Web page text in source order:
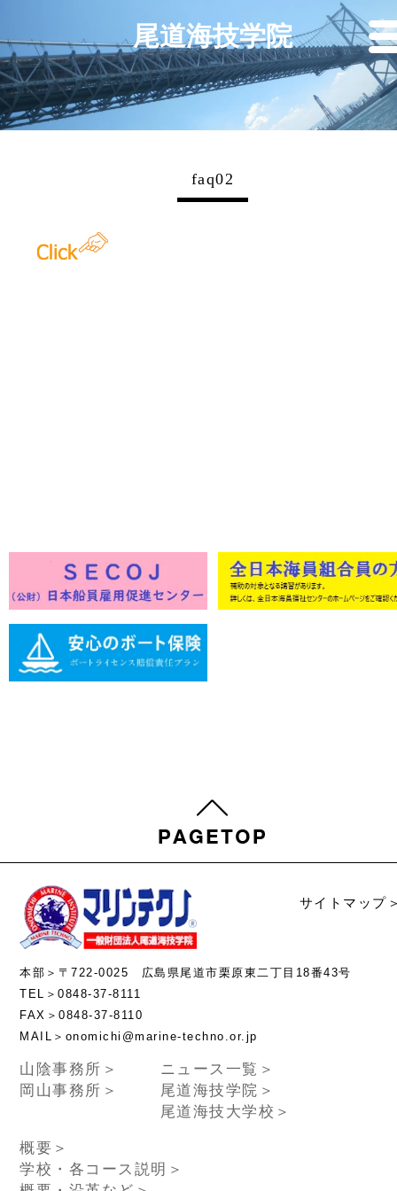
faq02
サイトマップ
本部＞〒722-0025 広島県尾道市栗原東二丁目18番43号
TEL＞0848-37-8111
FAX＞0848-37-8110
MAIL＞onomichi@marine-techno.or.jp
山陰事務所＞
岡山事務所＞
ニュース一覧＞
尾道海技学院＞
尾道海技大学校＞
概要＞
学校・各コース説明＞
尾道海技学院